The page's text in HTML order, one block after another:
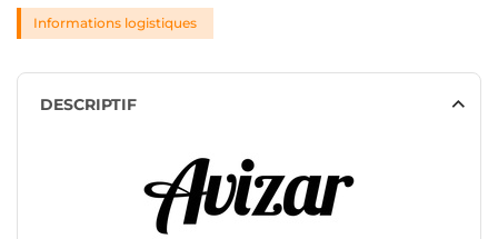
Informations logistiques
DESCRIPTIF